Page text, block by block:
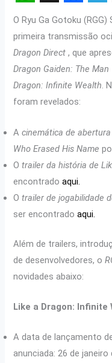
W
h
a
t
s
A
p
p
X
F
a
c
e
b
o
o
k
T
e
l
e
g
a
m
O Ryu Ga Gotoku
primeira transmissão
Dragon Direct , que
Dragon Gaiden: The
Dragon: Infinite Wealth.
foram revelados:
Acinemática de
Who Erased His Name
Otrailer da história de
encontradoaqui.
Otrailer de jogabilidade
ser encontradoaqui.
Além de trailers,
de desenvolvedores, o
novidades abaixo:
Like a Dragon: Infinite
A data de lançamento
anunciada: 26 de janeiro